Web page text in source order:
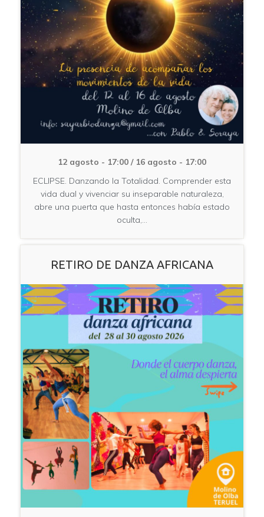
12 agosto - 17:00 / 16 agosto - 17:00
ECLIPSE. Danzando la Totalidad. Comprender esta
vida dual y vivenciar su inseparable naturaleza,
abre una puerta que hasta entonces había estado
oculta,…
RETIRO DE DANZA AFRICANA